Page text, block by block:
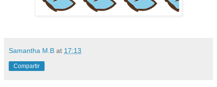
Samantha M.B at 17:13
Compartir